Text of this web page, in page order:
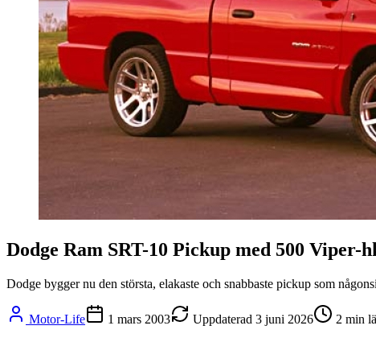
Dodge Ram SRT-10 Pickup med 500 Viper-
Dodge bygger nu den största, elakaste och snabbaste pickup som
Motor-Life 1 mars 2003 Uppdaterad 3 juni 2026 2 min